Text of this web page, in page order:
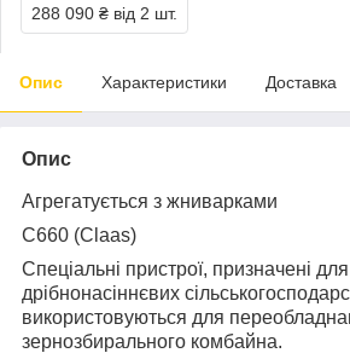
288 090 ₴ від 2 шт.
Опис Характеристики Доставка
Опис
Агрегатується з жниварками
С660 (Claas)
Спеціальні пристрої, призначені
дрібнонасіннєвих
використовуються для
зернозбирального комбайна.